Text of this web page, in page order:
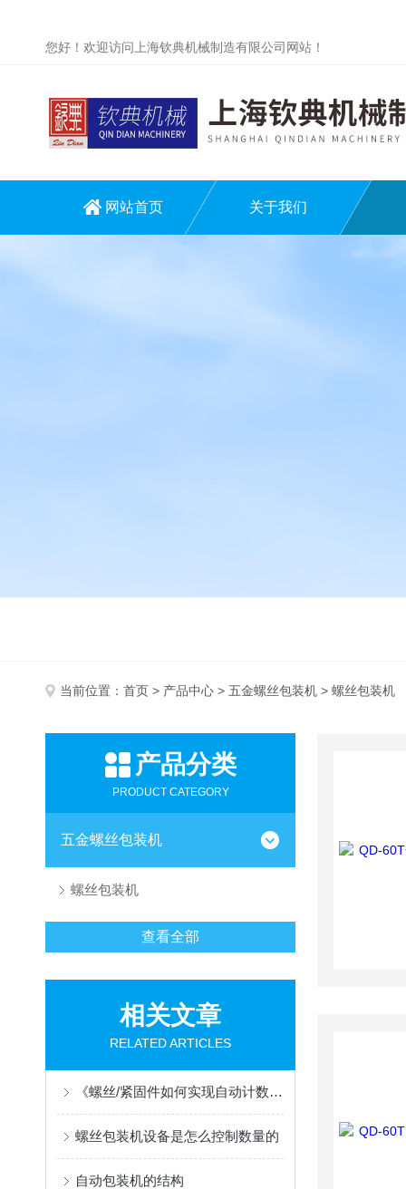
您好！欢迎访问上海钦典机械制造有限公司网站！
网站首页 关于我们
当前位置： 首页 > 产品中心 > 五金螺丝包装机 > 螺丝包装机
产品分类
PRODUCT CATEGORY
五金螺丝包装机
螺丝包装机
查看全部
相关文章
RELATED ARTICLES
《螺丝/紧固件如何实现自动计数包装？振动盘与轨道设计的6个常见避坑要点》
螺丝包装机设备是怎么控制数量的
自动包装机的结构